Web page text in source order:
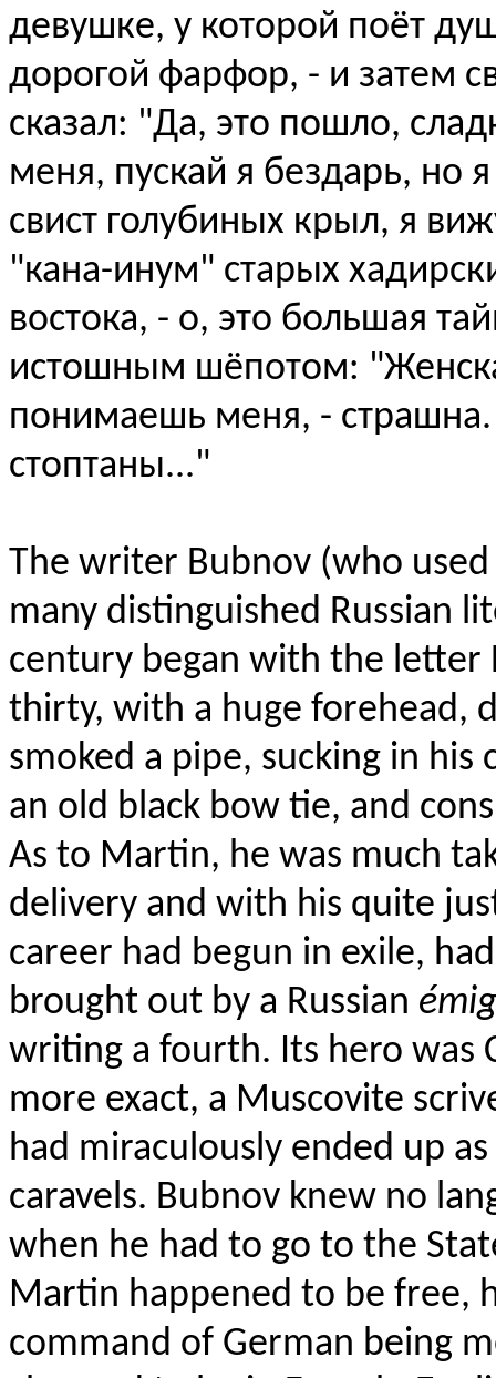
девушке, у которой поёт
дорогой фарфор, - и затем
сказал: "Да, это пошло,
меня, пускай я бездарь, но
свист голубиных крыл, я
"кана-инум" старых
востока, - о, это большая
истошным шёпотом:
понимаешь меня, - страшна.
стоптаны..."
The writer Bubnov (who
many distinguished Russian
century began with the letter
thirty, with a huge forehead,
smoked a pipe, sucking in
an old black bow tie, and
As to Martin, he was much
delivery and with his quite
career had begun in exile,
brought out by a Russian
writing a fourth. Its hero was
more exact, a Muscovite
had miraculously ended up
caravels. Bubnov knew no
when he had to go to the
Martin happened to be free,
command of German being